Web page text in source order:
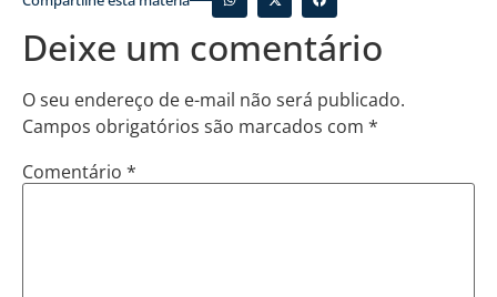
Deixe um comentário
O seu endereço de e-mail não será publicado.
Campos obrigatórios são marcados com *
Comentário *